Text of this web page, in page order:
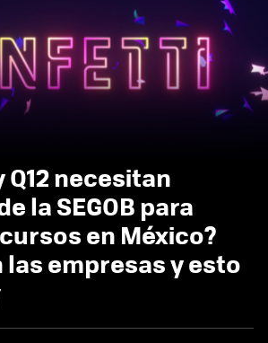
necesitan
la SEGOB para
en México?
las empresas y esto